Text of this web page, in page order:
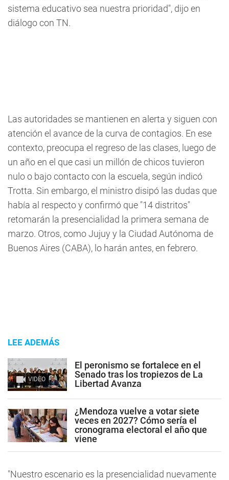
sistema educativo sea nuestra prioridad", dijo en
diálogo con TN.
Las autoridades se mantienen en alerta y siguen con
atención el avance de la curva de contagios. En ese
contexto, preocupa el regreso de las clases, luego de
un año en el que casi un millón de chicos tuvieron
nulo o bajo contacto con la escuela, según indicó
Trotta. Sin embargo, el ministro disipó las dudas que
había al respecto y confirmó que "14 distritos"
retomarán la presencialidad la primera semana de
marzo. Otros, como Jujuy y la Ciudad Autónoma de
Buenos Aires (CABA), lo harán antes, en febrero.
LEE ADEMÁS
VIDEO
El peronismo se fortalece en el
Senado tras los tropiezos de La
Libertad Avanza
¿Mendoza vuelve a votar siete
veces en 2027? Cómo sería el
cronograma electoral el año que
viene
"Nuestro escenario es la presencialidad nuevamente